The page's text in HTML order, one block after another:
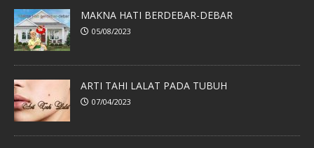
MAKNA HATI BERDEBAR-DEBAR
05/08/2023
ARTI TAHI LALAT PADA TUBUH
07/04/2023